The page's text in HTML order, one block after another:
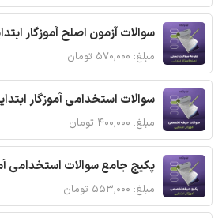
سوالات آزمون اصلح آموزگار
مبلغ: ۵۷۰,۰۰۰ تومان
سوالات استخدامی آموزگار
مبلغ: ۴۰۰,۰۰۰ تومان
پکیج جامع سوالات استخدامی
مبلغ: ۵۵۳,۰۰۰ تومان